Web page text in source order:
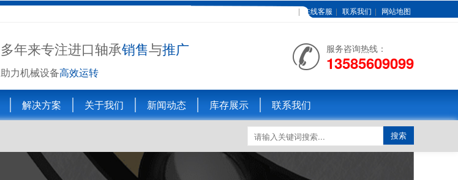
| 在线客服 | 联系我们 | 网站地图
多年来专注进口轴承销售与推广
助力机械设备高效运转
服务咨询热线：
13585609099
解决方案 关于我们 新闻动态 库存展示 联系我们